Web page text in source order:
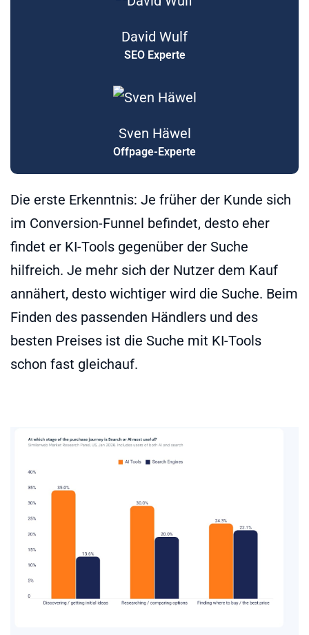
David Wulf
SEO Experte
Sven Häwel
Offpage-Experte
Die erste Erkenntnis: Je früher der Kunde sich
im Conversion-Funnel befindet, desto eher
findet er KI-Tools gegenüber der Suche
hilfreich. Je mehr sich der Nutzer dem Kauf
annähert, desto wichtiger wird die Suche. Beim
Finden des passenden Händlers und des
besten Preises ist die Suche mit KI-Tools
schon fast gleichauf.